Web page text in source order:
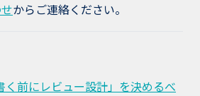
からご連絡ください。
く前にレビュー設計」を決めるべ